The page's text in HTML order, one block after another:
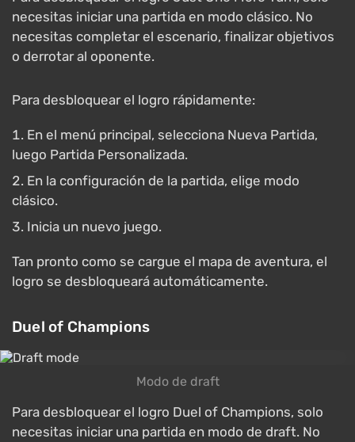
necesitas iniciar una partida en modo clásico. No
necesitas completar el escenario, finalizar objetivos
o derrotar al oponente.
Para desbloquear el logro rápidamente:
En el menú principal, selecciona Nueva Partida,
luego Partida Personalizada.
En la configuración de la partida, elige modo
clásico.
Inicia un nuevo juego.
Tan pronto como se cargue el mapa de aventura, el
logro se desbloqueará automáticamente.
Duel of Champions
Modo de draft
Para desbloquear el logro Duel of Champions, solo
necesitas iniciar una partida en modo de draft. No